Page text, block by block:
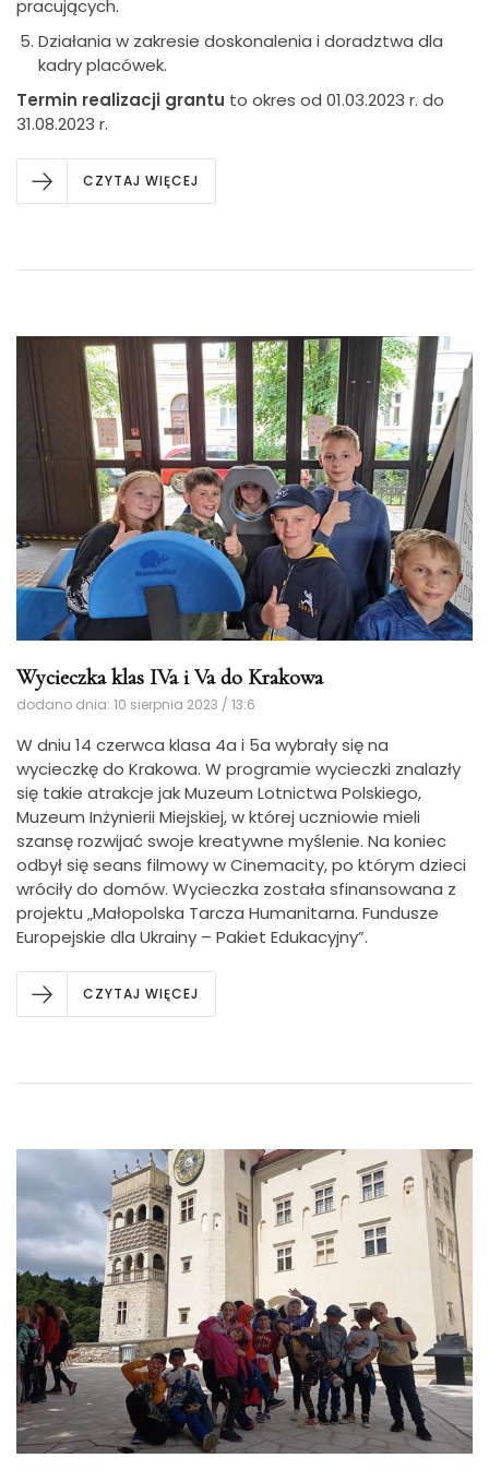
pracujących.
Działania w zakresie doskonalenia i doradztwa dla
kadry placówek.
Termin realizacji grantu to okres od 01.03.2023 r. do
31.08.2023 r.
CZYTAJ WIĘCEJ
Wycieczka klas IVa i Va do Krakowa
dodano dnia: 10 sierpnia 2023 / 13:6
W dniu 14 czerwca klasa 4a i 5a wybrały się na
wycieczkę do Krakowa. W programie wycieczki znalazły
się takie atrakcje jak Muzeum Lotnictwa Polskiego,
Muzeum Inżynierii Miejskiej, w której uczniowie mieli
szansę rozwijać swoje kreatywne myślenie. Na koniec
odbył się seans filmowy w Cinemacity, po którym dzieci
wróciły do domów. Wycieczka została sfinansowana z
projektu „Małopolska Tarcza Humanitarna. Fundusze
Europejskie dla Ukrainy – Pakiet Edukacyjny”.
CZYTAJ WIĘCEJ